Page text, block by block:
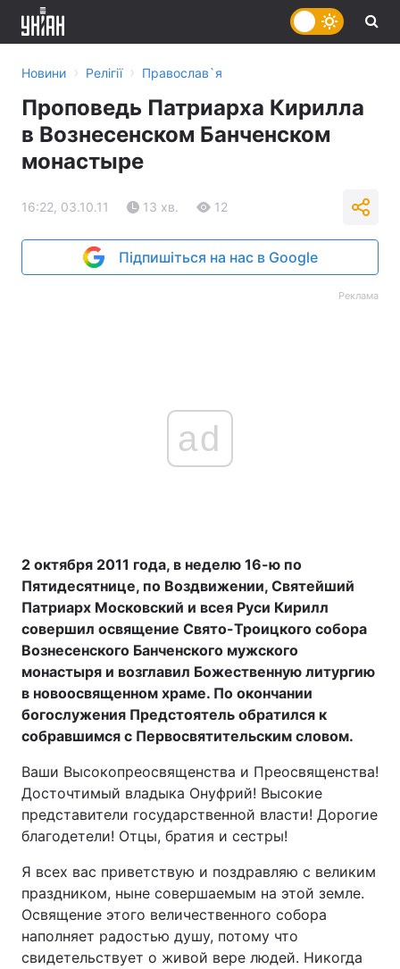
Головна Війна
Україна Політика
Економіка Світ
Новини › Релігії › Православ`я
Проповедь Патриарха Кирилла
в Вознесенском Банченском
монастыре
16:22, 03.10.11 13 хв. 12
Підпишіться на нас в Google
Реклама
ad
2 октября 2011 года, в неделю 16-ю по
Пятидесятнице, по Воздвижении, Святейший
Патриарх Московский и всея Руси Кирилл
совершил освящение Свято-Троицкого собора
Вознесенского Банченского мужского
монастыря и возглавил Божественную литургию
в новоосвященном храме. По окончании
богослужения Предстоятель обратился к
собравшимся с Первосвятительским словом.
Ваши Высокопреосвященства и Преосвященства!
Досточтимый владыка Онуфрий! Высокие
представители государственной власти! Дорогие
благодетели! Отцы, братия и сестры!
Я всех вас приветствую и поздравляю с великим
праздником, ныне совершаемым на этой земле.
Освящение этого величественного собора
наполняет радостью душу, потому что
свидетельствует о живой вере людей. Никогда